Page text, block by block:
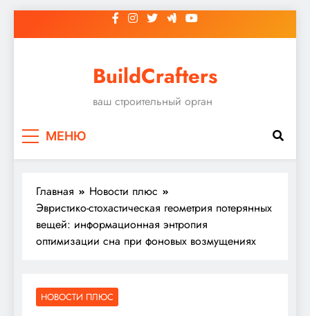
к
BuildCrafters
ваш строительный орган
МЕНЮ
Главная
Новости плюс
Эвристико-стохастическая геометрия потерянных
вещей: информационная энтропия
оптимизации сна при фоновых возмущениях
НОВОСТИ ПЛЮС